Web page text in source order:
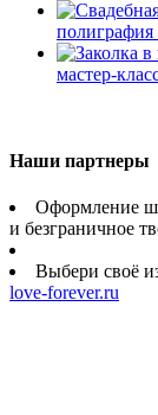
полиграфия
мастер-
Наши партнеры
Оформление
и безграничное
Выбери своё
love-forever.ru